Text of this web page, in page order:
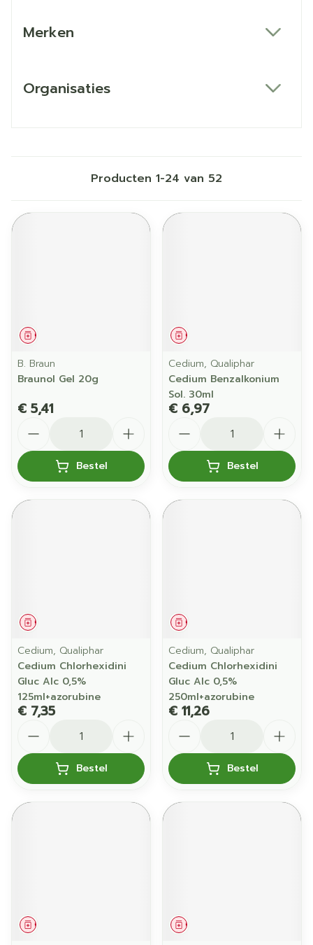
Merken
Organisaties
Producten 1-24 van 52
Geneesmiddel
B. Braun
Braunol Gel 20g
€ 5,41
Bestel
Geneesmiddel
Cedium, Qualiphar
Cedium Benzalkonium
Sol. 30ml
€ 6,97
Bestel
Geneesmiddel
Cedium, Qualiphar
Cedium Chlorhexidini
Gluc Alc 0,5%
125ml+azorubine
€ 7,35
Bestel
Geneesmiddel
Cedium, Qualiphar
Cedium Chlorhexidini
Gluc Alc 0,5%
250ml+azorubine
€ 11,26
Bestel
Geneesmiddel Geneesmiddel